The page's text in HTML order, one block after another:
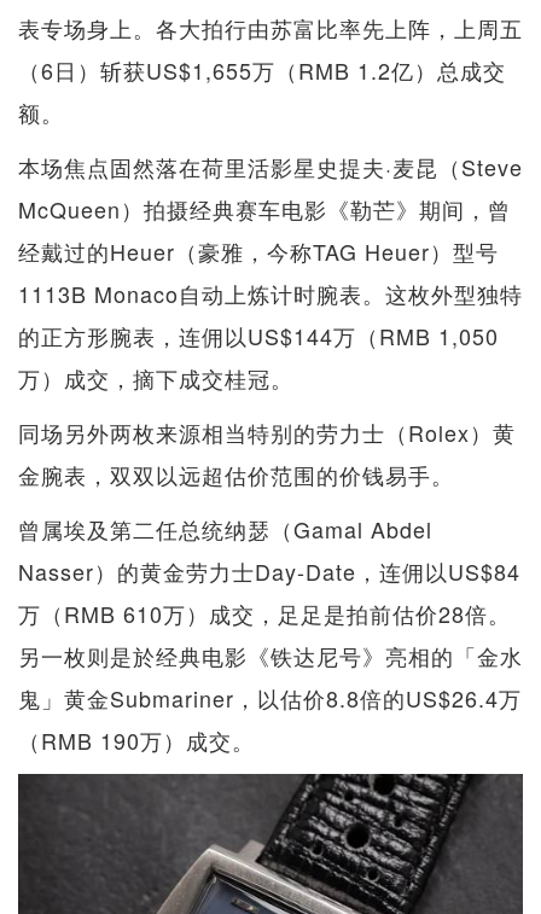
表专场身上。各大拍行由苏富比率先上阵，上周五
（6日）斩获US$1,655万（RMB 1.2亿）总成交
额。
本场焦点固然落在荷里活影星史提夫·麦昆（Steve
McQueen）拍摄经典赛车电影《勒芒》期间，曾
经戴过的Heuer（豪雅，今称TAG Heuer）型号
1113B Monaco自动上炼计时腕表。这枚外型独特
的正方形腕表，连佣以US$144万（RMB 1,050
万）成交，摘下成交桂冠。
同场另外两枚来源相当特别的劳力士（Rolex）黄
金腕表，双双以远超估价范围的价钱易手。
曾属埃及第二任总统纳瑟（Gamal Abdel
Nasser）的黄金劳力士Day-Date，连佣以US$84
万（RMB 610万）成交，足足是拍前估价28倍。
另一枚则是於经典电影《铁达尼号》亮相的「金水
鬼」黄金Submariner，以估价8.8倍的US$26.4万
（RMB 190万）成交。